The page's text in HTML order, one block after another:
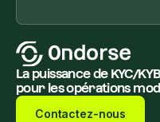
La puissance de KYC/KYB
pour les opérations
Contactez-nous